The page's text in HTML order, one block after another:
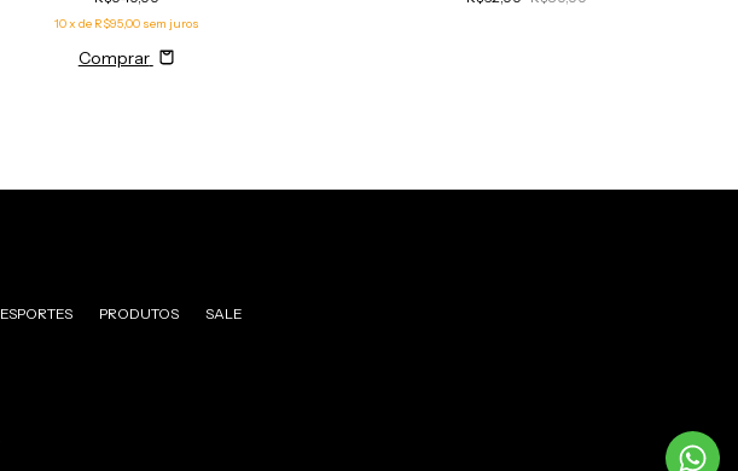
10x de R$95,00 sem juros
Comprar
ESPORTES PRODUTOS SALE